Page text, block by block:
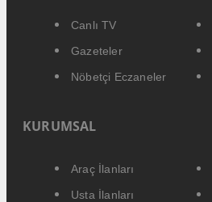
Canlı TV
Gazeteler
Nöbetçi Eczaneler
KURUMSAL
Araç İlanları
Usta İlanları